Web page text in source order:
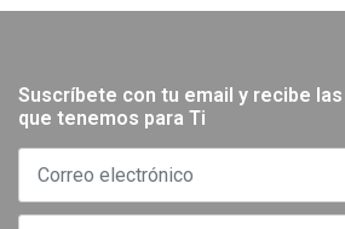
Suscríbete con tu email y recibe
que tenemos para Ti